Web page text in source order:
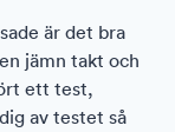
är det bra
jämn takt och
ett test,
av testet så